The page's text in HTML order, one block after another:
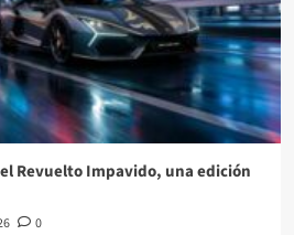
Revuelto Impavido, una edición
0